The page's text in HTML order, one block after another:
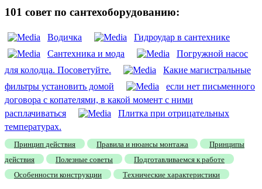
101 совет по сантехоборудованию:
Водичка
Гидроудар в сантехнике
Сантехника и мода
Погружной насос
для колодца. Посоветуйте.
Какие магистральные
фильтры установить домой
если нет письменного
договора с копателями, в какой момент с ними
расплачиваться
Плитка при отрицательных
температурах.
Принцип действия Правила и нюансы монтажа
Принципы
действия
Полезные советы
Подготавливаемся к работе
Особенности конструкции
Технические характеристики